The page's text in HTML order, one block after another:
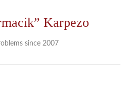
Karpezo
since 2007